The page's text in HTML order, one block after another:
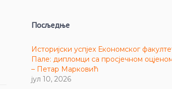
Посљедње
Историјски успјех Економског
Пале: дипломци са просјечном
– Петар Марковић
јул 10, 2026